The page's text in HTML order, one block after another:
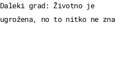
Daleki grad: Životno je
ugrožena, no to nitko ne zna